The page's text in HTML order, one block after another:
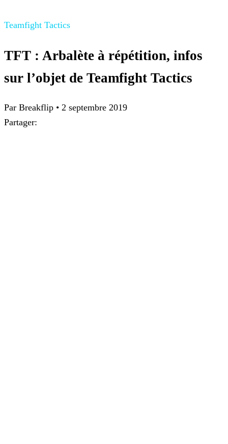
Teamfight Tactics
TFT : Arbalète à répétition, infos
sur l’objet de Teamfight Tactics
Par Breakflip • 2 septembre 2019
Partager: